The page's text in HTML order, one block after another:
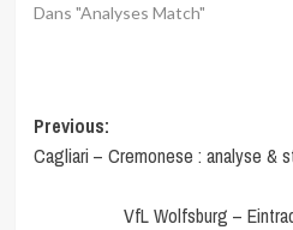
Dans "Analyses Match"
Post
navigation
Previous:
Cagliari – Cremonese : analyse &
VfL Wolfsburg –